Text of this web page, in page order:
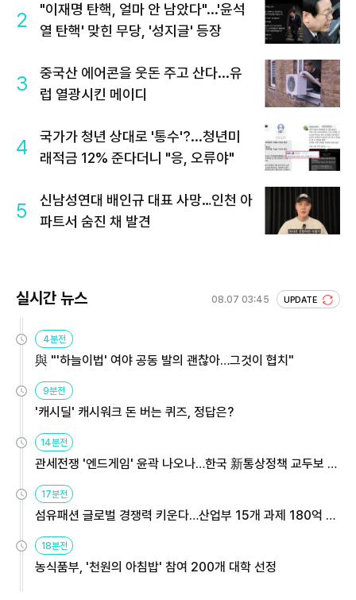
2
"이재명 탄핵, 얼마 안 남았다"...'윤석
열 탄핵' 맞힌 무당, '성지글' 등장
3
중국산 에어콘을 웃돈 주고 산다...유
럽 열광시킨 메이디
4
국가가 청년 상대로 '통수'?...청년미
래적금 12% 준다더니 "응, 오류야"
5
신남성연대 배인규 대표 사망…인천 아
파트서 숨진 채 발견
실시간 뉴스 08.07 03:45 UPDATE
4분전
與 "'하늘이법' 여야 공동 발의 괜찮아…그것이 협치"
9분전
'캐시딜' 캐시워크 돈 버는 퀴즈, 정답은?
14분전
관세전쟁 '엔드게임' 윤곽 나오나…한국 新통상정책 교두보 활
용해야
17분전
섬유패션 글로벌 경쟁력 키운다…산업부 15개 과제 180억 지
원
18분전
농식품부, '천원의 아침밥' 참여 200개 대학 선정